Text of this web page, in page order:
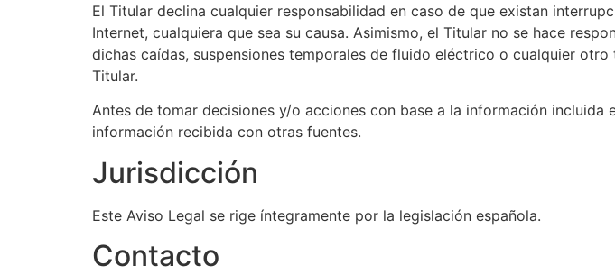
El Titular declina cualquier responsabilidad en caso de que existan
Internet, cualquiera que sea su causa. Asimismo, el Titular no se hace
dichas caídas, suspensiones temporales de fluido eléctrico o cualquier
Titular.
Antes de tomar decisiones y/o acciones con base a la información
información recibida con otras fuentes.
Jurisdicción
Este Aviso Legal se rige íntegramente por la legislación española.
Contacto